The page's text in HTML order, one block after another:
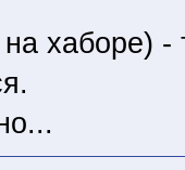
хаборе)